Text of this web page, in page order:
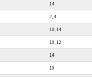
14
2, 4
10, 14
10, 12
14
10